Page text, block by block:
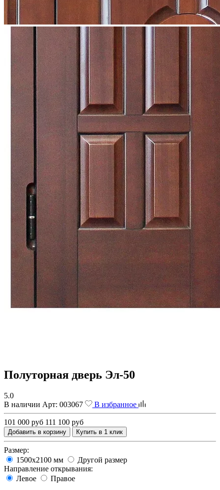
Полуторная дверь Эл-50
5.0
В наличии Арт: 003067 В избранное
101 000 руб 111 100 руб
Добавить в корзину Купить в 1 клик
Размер:
1500х2100 мм
Другой размер
Направление открывания:
Левое
Правое